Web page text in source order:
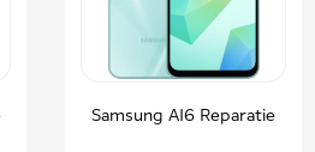
Samsung A16 Reparatie